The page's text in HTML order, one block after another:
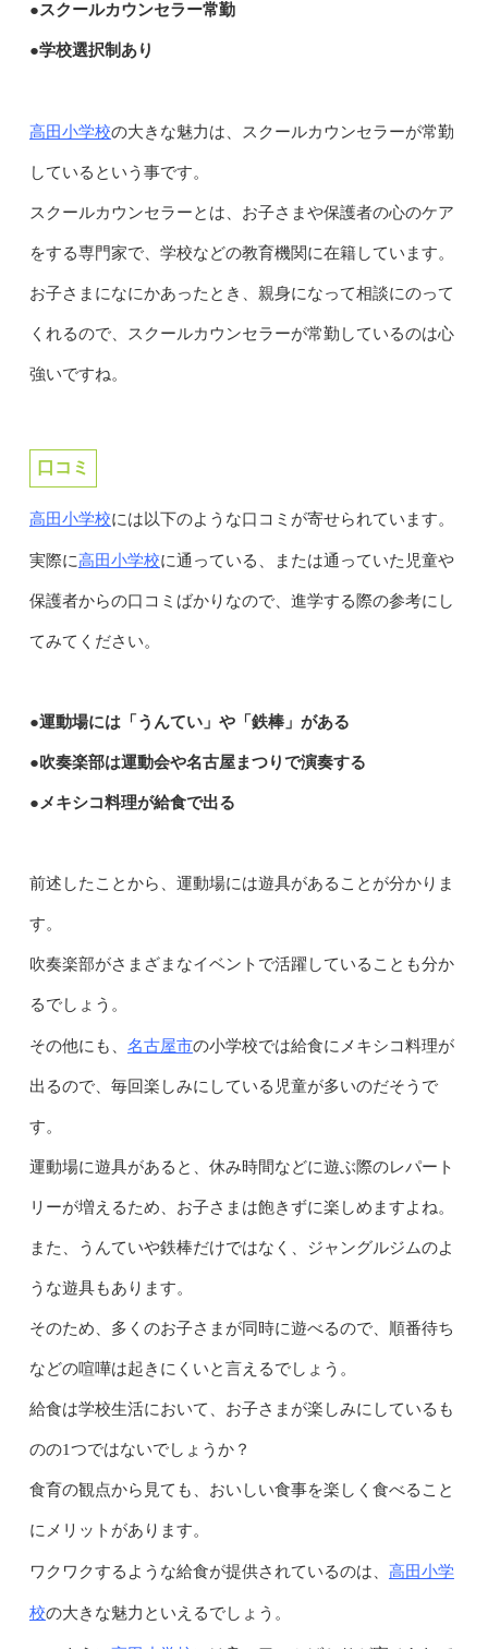
●スクールカウンセラー常勤
●学校選択制あり
高田小学校の大きな魅力は、スクールカウンセラーが常勤
しているという事です。
スクールカウンセラーとは、お子さまや保護者の心のケア
をする専門家で、学校などの教育機関に在籍しています。
お子さまになにかあったとき、親身になって相談にのって
くれるので、スクールカウンセラーが常勤しているのは心
強いですね。
口コミ
高田小学校には以下のような口コミが寄せられています。
実際に高田小学校に通っている、または通っていた児童や
保護者からの口コミばかりなので、進学する際の参考にし
てみてください。
●運動場には「うんてい」や「鉄棒」がある
●吹奏楽部は運動会や名古屋まつりで演奏する
●メキシコ料理が給食で出る
前述したことから、運動場には遊具があることが分かりま
す。
吹奏楽部がさまざまなイベントで活躍していることも分か
るでしょう。
その他にも、 名古屋市の小学校では給食にメキシコ料理が
出るので、毎回楽しみにしている児童が多いのだそうで
す。
運動場に遊具があると、休み時間などに遊ぶ際のレパート
リーが増えるため、お子さまは飽きずに楽しめますよね。
また、うんていや鉄棒だけではなく、ジャングルジムのよ
うな遊具もあります。
そのため、多くのお子さまが同時に遊べるので、順番待ち
などの喧嘩は起きにくいと言えるでしょう。
給食は学校生活において、お子さまが楽しみにしているも
のの1つではないでしょうか？
食育の観点から見ても、おいしい食事を楽しく食べること
にメリットがあります。
ワクワクするような給食が提供されているのは、 高田小学
校の大きな魅力といえるでしょう。